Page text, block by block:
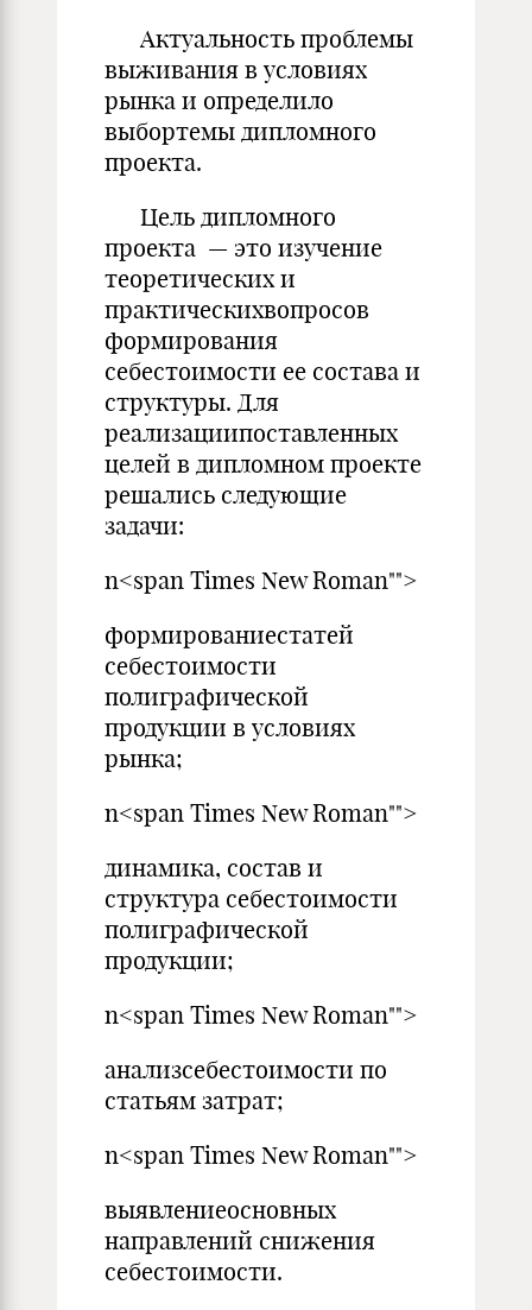
Актуальность проблемы
выживания в условиях
рынка и определило
выбортемы дипломного
проекта.
Цель дипломного
проекта — это изучение
теоретических и
практическихвопросов
формирования
себестоимости ее состава и
структуры. Для
реализациипоставленных
целей в дипломном проекте
решались следующие
задачи:
n<span Times New Roman"">
формированиестатей
себестоимости
полиграфической
продукции в условиях
рынка;
n<span Times New Roman"">
динамика, состав и
структура себестоимости
полиграфической
продукции;
n<span Times New Roman"">
анализсебестоимости по
статьям затрат;
n<span Times New Roman"">
выявлениеосновных
направлений снижения
себестоимости.